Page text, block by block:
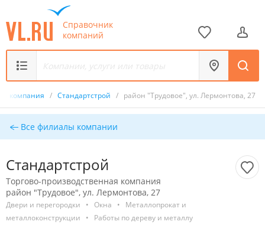
Справочник
компаний
компания / Стандартстрой / район "Трудовое", ул. Лермонтова, 27
Все филиалы компании
Стандартстрой
Торгово-производственная компания
район "Трудовое", ул. Лермонтова, 27
Двери и перегородки • Окна •
Металлопрокат и
металлоконструкции
• Работы по дереву и металлу